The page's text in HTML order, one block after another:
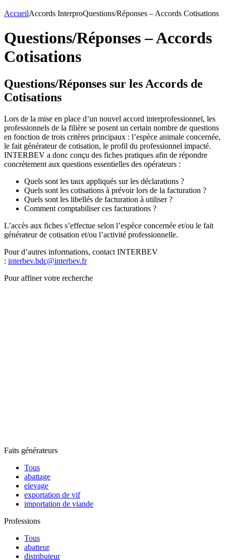
AccueilAccords InterproQuestions/Réponses – Accords Cotisations
Questions/Réponses – Accords
Cotisations
Questions/Réponses sur les Accords de
Cotisations
Lors de la mise en place d’un nouvel accord interprofessionnel, les
professionnels de la filière se posent un certain nombre de questions
en fonction de trois critères principaux : l’espèce animale concernée,
le fait générateur de cotisation, le profil du professionnel impacté.
INTERBEV a donc conçu des fiches pratiques afin de répondre
concrètement aux questions essentielles des opérateurs :
Quels sont les taux appliqués sur les déclarations ?
Quels sont les cotisations à prévoir lors de la facturation ?
Quels sont les libellés de facturation à utiliser ?
Comment comptabiliser ces facturations ?
L’accès aux fiches s’effectue selon l’espèce concernée et/ou le fait
générateur de cotisation et/ou l’activité professionnelle.
Pour d’autres informations, contact INTERBEV
: interbev.bdc@interbev.fr
Pour affiner votre recherche
Faits générateurs
Tous
abattage
elevage
exportation de vif
importation de viande
Professions
Tous
abatteur
distributeur